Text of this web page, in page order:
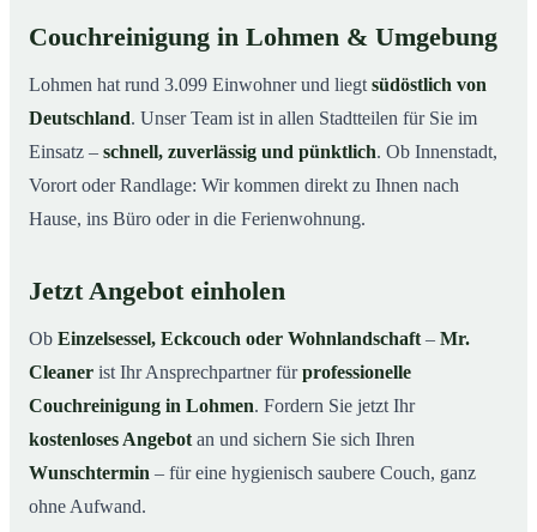
Couchreinigung in Lohmen & Umgebung
Lohmen hat rund 3.099 Einwohner und liegt südöstlich von
Deutschland. Unser Team ist in allen Stadtteilen für Sie im
Einsatz – schnell, zuverlässig und pünktlich. Ob Innenstadt,
Vorort oder Randlage: Wir kommen direkt zu Ihnen nach
Hause, ins Büro oder in die Ferienwohnung.
Jetzt Angebot einholen
Ob Einzelsessel, Eckcouch oder Wohnlandschaft – Mr.
Cleaner ist Ihr Ansprechpartner fürprofessionelle
Couchreinigung in Lohmen. Fordern Sie jetzt Ihr
kostenloses Angebot an und sichern Sie sich Ihren
Wunschtermin – für eine hygienisch saubere Couch, ganz
ohne Aufwand.